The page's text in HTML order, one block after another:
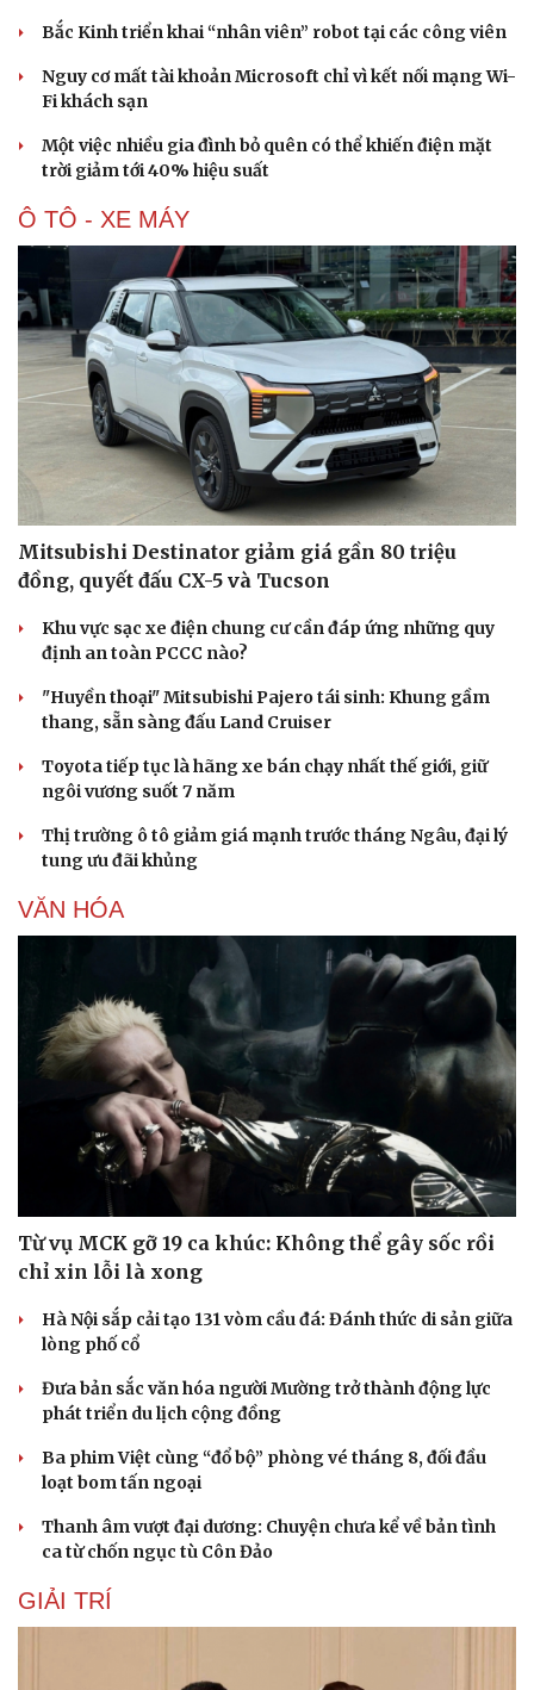
Sân khấu - Điện ảnh
Văn học
Âm nhạc
Di sản
Giải trí
Thời trang
Sao Việt
Bắc Kinh triển khai “nhân viên” robot tại các công viên
Nguy cơ mất tài khoản Microsoft chỉ vì kết nối mạng Wi-
Fi khách sạn
Một việc nhiều gia đình bỏ quên có thể khiến điện mặt
trời giảm tới 40% hiệu suất
Ô TÔ - XE MÁY
Mitsubishi Destinator giảm giá gần 80 triệu
đồng, quyết đấu CX-5 và Tucson
Khu vực sạc xe điện chung cư cần đáp ứng những quy
định an toàn PCCC nào?
"Huyền thoại" Mitsubishi Pajero tái sinh: Khung gầm
thang, sẵn sàng đấu Land Cruiser
Toyota tiếp tục là hãng xe bán chạy nhất thế giới, giữ
ngôi vương suốt 7 năm
Thị trường ô tô giảm giá mạnh trước tháng Ngâu, đại lý
tung ưu đãi khủng
VĂN HÓA
Từ vụ MCK gỡ 19 ca khúc: Không thể gây sốc rồi
chỉ xin lỗi là xong
Hà Nội sắp cải tạo 131 vòm cầu đá: Đánh thức di sản giữa
lòng phố cổ
Đưa bản sắc văn hóa người Mường trở thành động lực
phát triển du lịch cộng đồng
Ba phim Việt cùng “đổ bộ” phòng vé tháng 8, đối đầu
loạt bom tấn ngoại
Thanh âm vượt đại dương: Chuyện chưa kể về bản tình
ca từ chốn ngục tù Côn Đảo
GIẢI TRÍ